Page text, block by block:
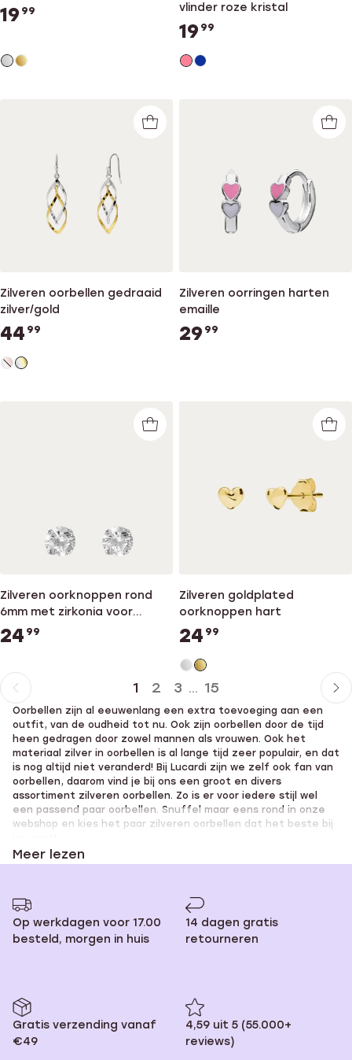
19 99
vlinder roze kristal
19 99
Zilveren oorbellen gedraaid
zilver/gold
44 99
Zilveren oorringen harten
emaille
29 99
Zilveren oorknoppen rond
6mm met zirkonia voor
dames
24 99
Zilveren goldplated
oorknoppen hart
24 99
Huidige
pagina
1 2 3 ... 15
Ga
naar
pagina
Oorbellen zijn al eeuwenlang een extra toevoeging aan een
outfit, van de oudheid tot nu. Ook zijn oorbellen door de tijd
heen gedragen door zowel mannen als vrouwen. Ook het
materiaal zilver in oorbellen is al lange tijd zeer populair, en dat
is nog altijd niet veranderd! Bij Lucardi zijn we zelf ook fan van
oorbellen, daarom vind je bij ons een groot en divers
assortiment zilveren oorbellen. Zo is er voor iedere stijl wel
een passend paar oorbellen. Snuffel maar eens rond in onze
webshop en kies het paar zilveren oorbellen dat het beste bij
Zilveren oorringen, oorhangers en
oorknopjes: je vindt ze op
Of je nu
zilveren oorringen of oorknopjes
Lucardi vind je het allemaal. Ben jij verzot op zilveren
Meer lezen
Op werkdagen voor 17.00
besteld, morgen in huis
14 dagen gratis
retourneren
Gratis verzending vanaf
€49
4,59 uit 5 (55.000+
reviews)